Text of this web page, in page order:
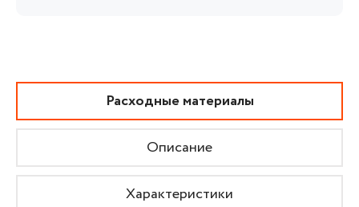
Расходные материалы
Описание
Характеристики